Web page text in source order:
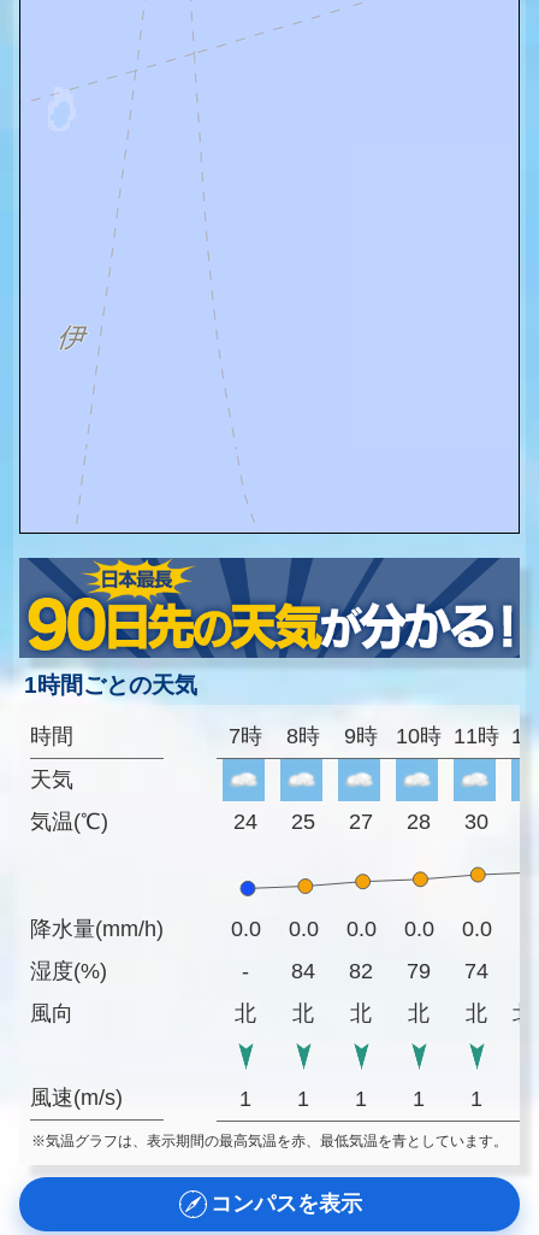
1時間ごとの天気
時間
天気
気温(℃)
降水量(mm/h)
湿度(%)
風向
風速(m/s)
7時 8時 9時 10時 11時
24 25 27 28 30
0.0 0.0 0.0 0.0 0.0
-
84 82 79 74
北
北 北 北 北 北
1 1 1 1 1
※気温グラフは、表示期間の最高気温を赤、最低気温を青としています。
コンパスを表示